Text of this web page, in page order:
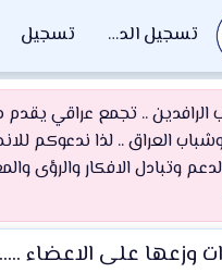
تسجيل الدخول تسجيل
الرافدين .. تجمع عراقي
العراق .. لذا ندعوكم
وتبادل الافكار والرؤى